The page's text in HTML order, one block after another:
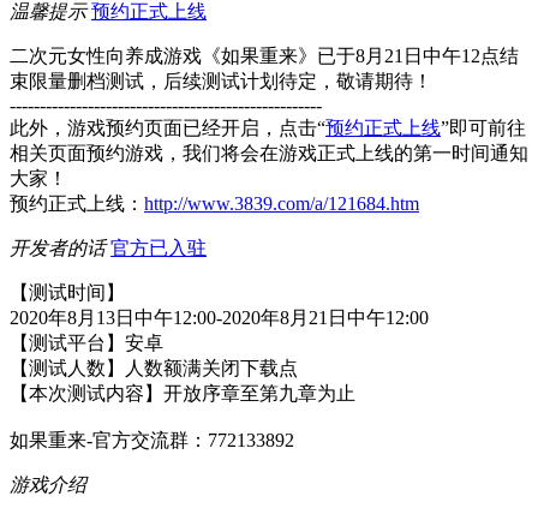
温馨提示 预约正式上线
二次元女性向养成游戏《如果重来》已于8月21日中午12点结
束限量删档测试，后续测试计划待定，敬请期待！
----------------------------------------------------
此外，游戏预约页面已经开启，点击“预约正式上线”即可前往
相关页面预约游戏，我们将会在游戏正式上线的第一时间通知
大家！
预约正式上线： http://www.3839.com/a/121684.htm
开发者的话 官方已入驻
【测试时间】
2020年8月13日中午12:00-2020年8月21日中午12:00
【测试平台】安卓
【测试人数】人数额满关闭下载点
【本次测试内容】开放序章至第九章为止
如果重来-官方交流群：772133892
游戏介绍